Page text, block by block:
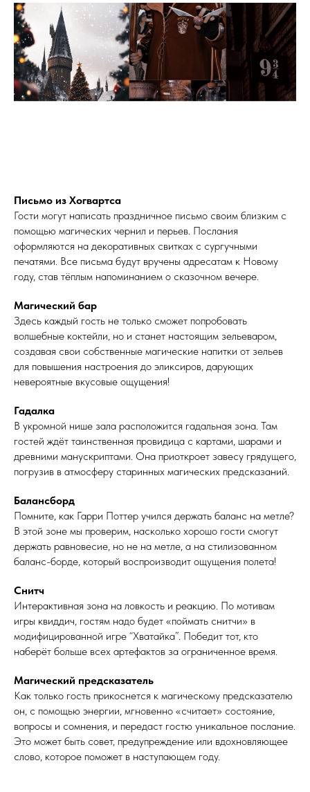
Письмо из Хогвартса
Гости могут написать праздничное письмо своим близким с
помощью магических чернил и перьев. Послания
оформляются на декоративных свитках с сургучными
печатями. Все письма будут вручены адресатам к Новому
году, став тёплым напоминанием о сказочном вечере.
Магический бар
Здесь каждый гость не только сможет попробовать
волшебные коктейли, но и станет настоящим зельеваром,
создавая свои собственные магические напитки от зельев
для повышения настроения до эликсиров, дарующих
невероятные вкусовые ощущения!
Гадалка
В укромной нише зала расположится гадальная зона. Там
гостей ждёт таинственная провидица с картами, шарами и
древними манускриптами. Она приоткроет завесу грядущего,
погрузив в атмосферу старинных магических предсказаний.
Балансборд
Помните, как Гарри Поттер учился держать баланс на метле?
В этой зоне мы проверим, насколько хорошо гости смогут
держать равновесие, но не на метле, а на стилизованном
баланс-борде, который воспроизводит ощущения полета!
Снитч
Интерактивная зона на ловкость и реакцию. По мотивам
игры квиддич, гостям надо будет «поймать снитчи» в
модифицированной игре “Хватайка”. Победит тот, кто
наберёт больше всех артефактов за ограниченное время.
Магический предсказатель
Как только гость прикоснется к магическому предсказателю
он, с помощью энергии, мгновенно «считает» состояние,
вопросы и сомнения, и передаст гостю уникальное послание.
Это может быть совет, предупреждение или вдохновляющее
слово, которое поможет в наступающем году.